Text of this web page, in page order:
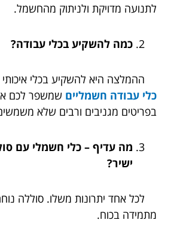
לתנועה מדויקת ולניתוק מהחשמל.
כמה להשקיע בכלי עבודה?
ההמלצה היא להשקיע בכלי
כלי עבודה חשמליים שמשפר לכם
בפריטים מגניבים ורבים שלא
מה עדיף – כלי חשמלי עם
ישיר?
לכל אחד יתרונות משלו. סוללה
מתמידה בכוח.